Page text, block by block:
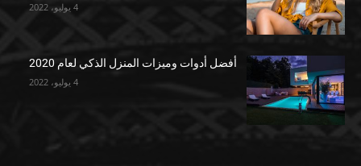
4 يوليو، 2022
أفضل أدوات وميزات المنزل الذكي لعام 2020
4 يوليو، 2022